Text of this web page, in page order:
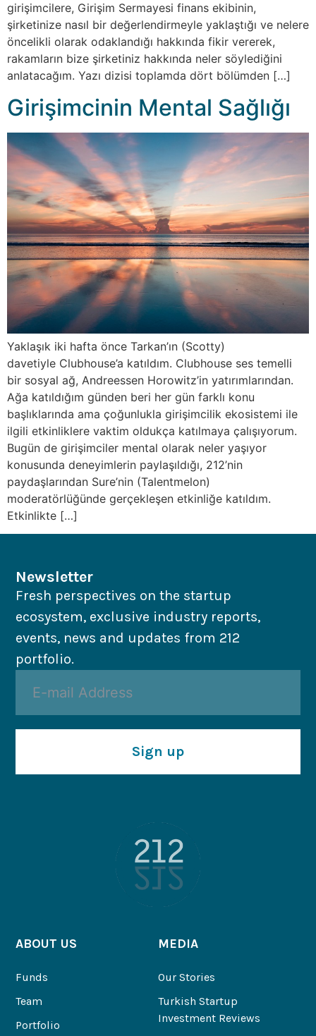
girişimcilere, Girişim Sermayesi finans ekibinin,
şirketinize nasıl bir değerlendirmeyle yaklaştığı ve nelere
öncelikli olarak odaklandığı hakkında fikir vererek,
rakamların bize şirketiniz hakkında neler söylediğini
anlatacağım. Yazı dizisi toplamda dört bölümden […]
Girişimcinin Mental Sağlığı
Yaklaşık iki hafta önce Tarkan’ın (Scotty)
davetiyle Clubhouse’a katıldım. Clubhouse ses temelli
bir sosyal ağ, Andreessen Horowitz’in yatırımlarından.
Ağa katıldığım günden beri her gün farklı konu
başlıklarında ama çoğunlukla girişimcilik ekosistemi ile
ilgili etkinliklere vaktim oldukça katılmaya çalışıyorum.
Bugün de girişimciler mental olarak neler yaşıyor
konusunda deneyimlerin paylaşıldığı, 212’nin
paydaşlarından Sure’nin (Talentmelon)
moderatörlüğünde gerçekleşen etkinliğe katıldım.
Etkinlikte […]
Newsletter
Fresh perspectives on the startup
ecosystem, exclusive industry reports,
events, news and updates from 212
portfolio.
Sign up
ABOUT US
Funds
Team
Portfolio
MEDIA
Our Stories
Turkish Startup
Investment Reviews